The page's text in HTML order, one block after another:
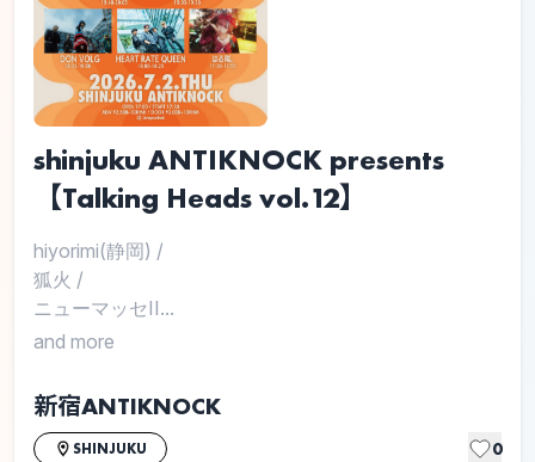
shinjuku ANTIKNOCK presents
【Talking Heads vol.12】
hiyorimi(静岡) /
狐火 /
ニューマッセII...
and more
新宿ANTIKNOCK
SHINJUKU 0